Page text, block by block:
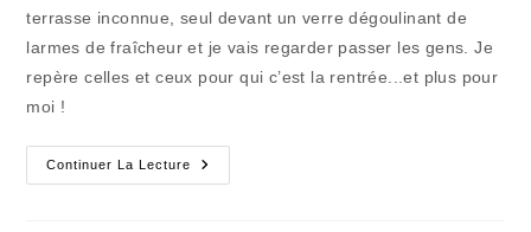
terrasse inconnue, seul devant un verre dégoulinant de
larmes de fraîcheur et je vais regarder passer les gens. Je
repère celles et ceux pour qui c’est la rentrée...et plus pour
moi !
Continuer La Lecture
Les
Derniers